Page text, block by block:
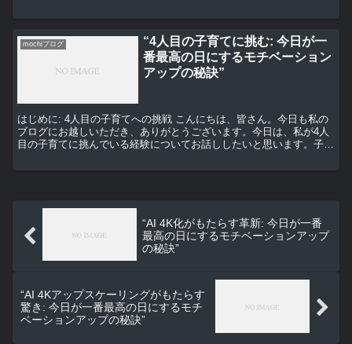
mochiブログ
“4人目の子育てに挑む: 今日が一
番最高の日にするモチベーション
アップの秘訣”
はじめに: 4人目の子育てへの挑戦 こんにちは、皆さん。今日も私の
ブログにお越しいただき、ありがとうございます。今日は、私が4人
目の子育てに挑んでいる経験についてお話ししたいと思います。子育
“AI 4K化がもたらす革新: 今日が一番
最高の日にするモチベーションアップ
の秘訣”
“AI 4Kアップスケーリングがもたらす
驚き: 今日が一番最高の日にするモチ
ベーションアップの秘訣”